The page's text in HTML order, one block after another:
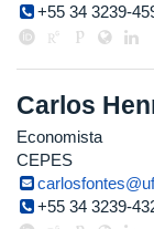
+55 34 3239-
Carlos
Economista
CEPES
+55 34 3239-